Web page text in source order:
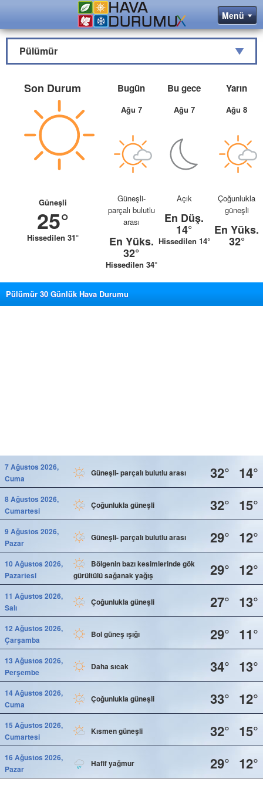
Pülümür
Son Durum
Güneşli
25°
Hissedilen 31°
Bugün
Ağu 7
Güneşli-
parçalı bulutlu
arası
En Yüks.
32°
Hissedilen 34°
Bu gece
Ağu 7
Açık
En Düş.
14°
Hissedilen 14°
Yarın
Ağu 8
Çoğunlukla
güneşli
En Yüks.
32°
Pülümür 30 Günlük Hava Durumu
7 Ağustos 2026,
Cuma
Güneşli- parçalı bulutlu arası 32° 14°
8 Ağustos 2026,
Cumartesi
Çoğunlukla güneşli 32° 15°
9 Ağustos 2026,
Pazar
Güneşli- parçalı bulutlu arası 29° 12°
10 Ağustos 2026,
Pazartesi
Bölgenin bazı kesimlerinde gök
gürültülü sağanak yağış
29° 12°
11 Ağustos 2026,
Salı
Çoğunlukla güneşli 27° 13°
12 Ağustos 2026,
Çarşamba
Bol güneş ışığı 29° 11°
13 Ağustos 2026,
Perşembe
Daha sıcak 34° 13°
14 Ağustos 2026,
Cuma
Çoğunlukla güneşli 33° 12°
15 Ağustos 2026,
Cumartesi
Kısmen güneşli 32° 15°
16 Ağustos 2026,
Pazar
Hafif yağmur 29° 12°